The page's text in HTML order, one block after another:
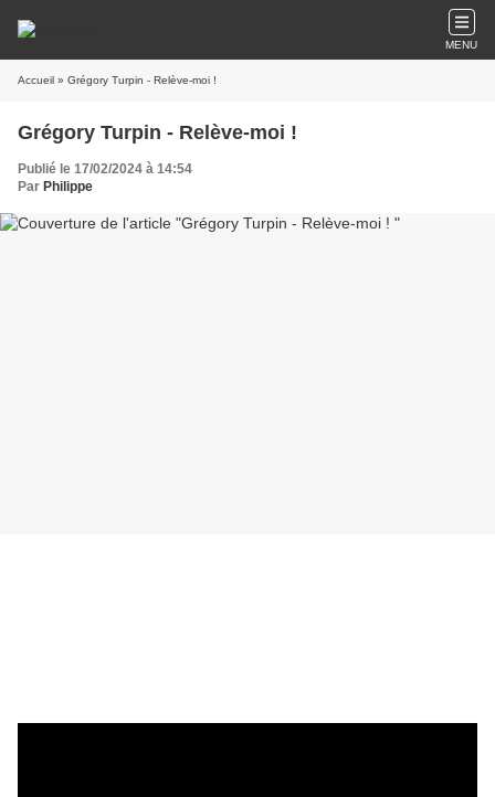
MENU
Accueil » Grégory Turpin - Relève-moi !
Grégory Turpin - Relève-moi !
Publié le 17/02/2024 à 14:54
Par Philippe